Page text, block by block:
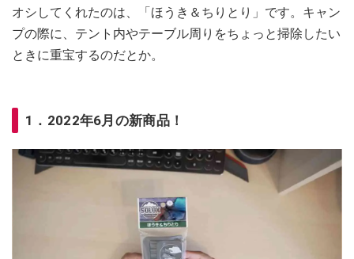
オシしてくれたのは、「ほうき＆ちりとり」です。キャン
プの際に、テント内やテーブル周りをちょっと掃除したい
ときに重宝するのだとか。
1．2022年6月の新商品！